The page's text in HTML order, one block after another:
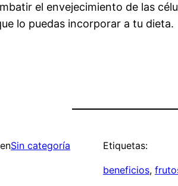
el envejecimiento de las
lo puedas incorporar a tu dieta.
enSin categoría Etiquetas:
beneficios,